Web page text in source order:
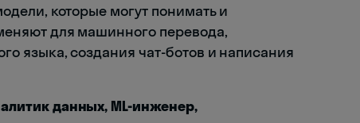
которые могут понимать и
для машинного перевода,
языка, создания чат-ботов и написания
данных, ML-инженер,